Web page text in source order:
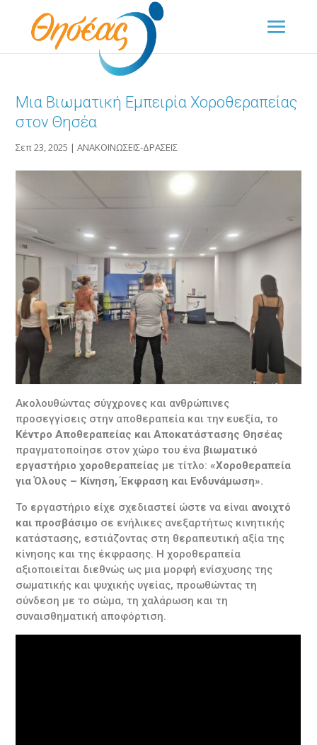
Μια Βιωματική Εμπειρία Χοροθεραπείας
στον Θησέα
Σεπ 23, 2025 |ΑΝΑΚΟΙΝΩΣΕΙΣ-ΔΡΑΣΕΙΣ
Ακολουθώντας σύγχρονες και ανθρώπινες
προσεγγίσεις στην αποθεραπεία και την ευεξία, το
Κέντρο Αποθεραπείας και Αποκατάστασης Θησέας
πραγματοποίησε στον χώρο του ένα βιωματικό
εργαστήριο χοροθεραπείας με τίτλο:«Χοροθεραπεία
για Όλους – Κίνηση, Έκφραση και Ενδυνάμωση».
Το εργαστήριο είχε σχεδιαστεί ώστε να είναι ανοιχτό
και προσβάσιμο σε ενήλικες ανεξαρτήτως κινητικής
κατάστασης, εστιάζοντας στη θεραπευτική αξία της
κίνησης και της έκφρασης. Η χοροθεραπεία
αξιοποιείται διεθνώς ως μια μορφή ενίσχυσης της
σωματικής και ψυχικής υγείας, προωθώντας τη
σύνδεση με το σώμα, τη χαλάρωση και τη
συναισθηματική αποφόρτιση.